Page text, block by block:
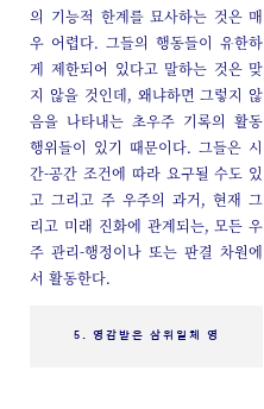
의 기능적 한계를 묘사하는 것은 매
우 어렵다. 그들의 행동들이 유한하
게 제한되어 있다고 말하는 것은 맞
지 않을 것인데, 왜냐하면 그렇지 않
음을 나타내는 초우주 기록의 활동
행위들이 있기 때문이다. 그들은 시
간-공간 조건에 따라 요구될 수도 있
고 그리고 주 우주의 과거, 현재 그
리고 미래 진화에 관계되는, 모든 우
주 관리-행정이나 또는 판결 차원에
서 활동한다.
5. 영감받은 삼위일체 영